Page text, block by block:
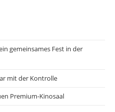
gemeinsames Fest in der
mit der Kontrolle
Premium-Kinosaal